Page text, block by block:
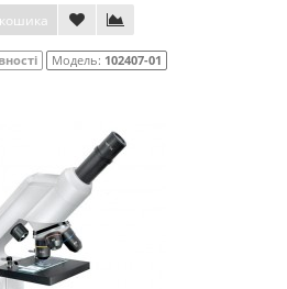
Модель: 102407-01